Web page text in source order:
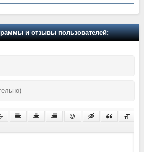
и отзывы пользователей: